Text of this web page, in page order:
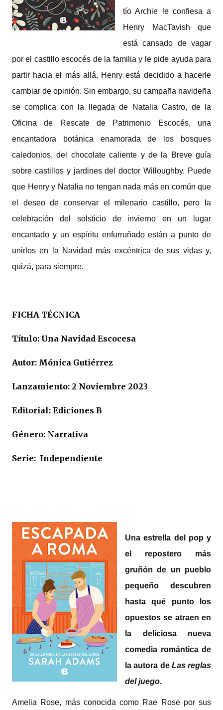
tío Archie le confiesa a
Henry MacTavish que
está cansado de vagar
por el castillo escocés de la familia y le pide ayuda para
partir hacia el más allá, Henry está decidido a hacerle
cambiar de opinión. Sin embargo, su campaña navideña
se complica con la llegada de Natalia Castro, de la
Oficina de Rescate de Patrimonio Escocés, una
encantadora botánica enamorada de los bosques
caledonios, del chocolate caliente y de la Breve guía
sobre castillos y jardines del doctor Willoughby. Puede
que Henry y Natalia no tengan nada más en común que
el deseo de conservar el milenario castillo, pero la
celebración del solsticio de invierno en un lugar
encantado y un espíritu enfurruñado están a punto de
unirlos en la Navidad más excéntrica de sus vidas y,
quizá, para siempre.
FICHA TÉCNICA
Título: Una Navidad Escocesa
Autor: Mónica Gutiérrez
Lanzamiento: 2 Noviembre 2023
Editorial: Ediciones B
Género: Narrativa
Serie: Independiente
Una estrella del pop y
el repostero más
gruñón de un pueblo
pequeño descubren
hasta qué punto los
opuestos se atraen en
la deliciosa nueva
comedia romántica de
la autora de Las reglas
del juego.
Amelia Rose, más conocida como Rae Rose por sus